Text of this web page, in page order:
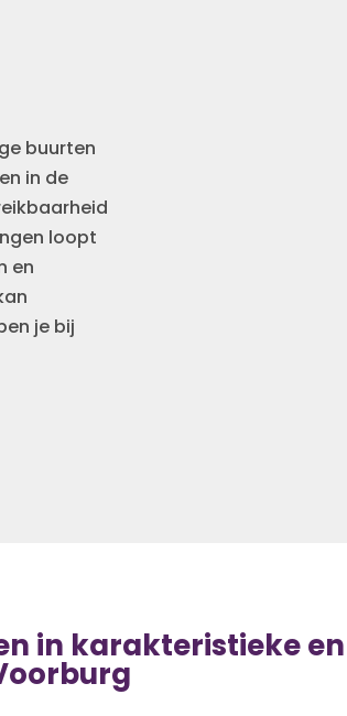
buurten
in de
loopt
en
je bij
in karakteristieke